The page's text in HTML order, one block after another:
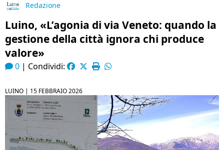
Redazione
Luino, «L’agonia di via Veneto: quando la
gestione della città ignora chi produce
valore»
0 | Condividi:
LUINO | 15 FEBBRAIO 2026